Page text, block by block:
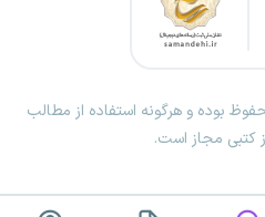
بوده و هرگونه استفاده از مطالب
کتبی مجاز است.